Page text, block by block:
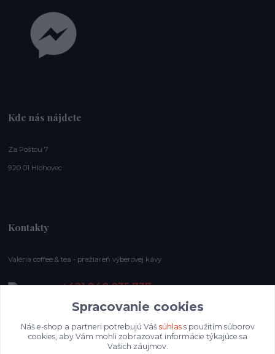
Kde nás nájdete
Za Poštou 7
920 01 Hlohovec
Kontakty
Valéria coffee & tea - pražiareň výberovej kávy
+421 948 035 737
info@valeriacoffee.sk
Spracovanie cookies
Náš e-shop a partneri potrebujú Váš súhlass použitím súborov
cookies, aby Vám mohli zobrazovať informácie týkajúce sa
Vašich záujmov.